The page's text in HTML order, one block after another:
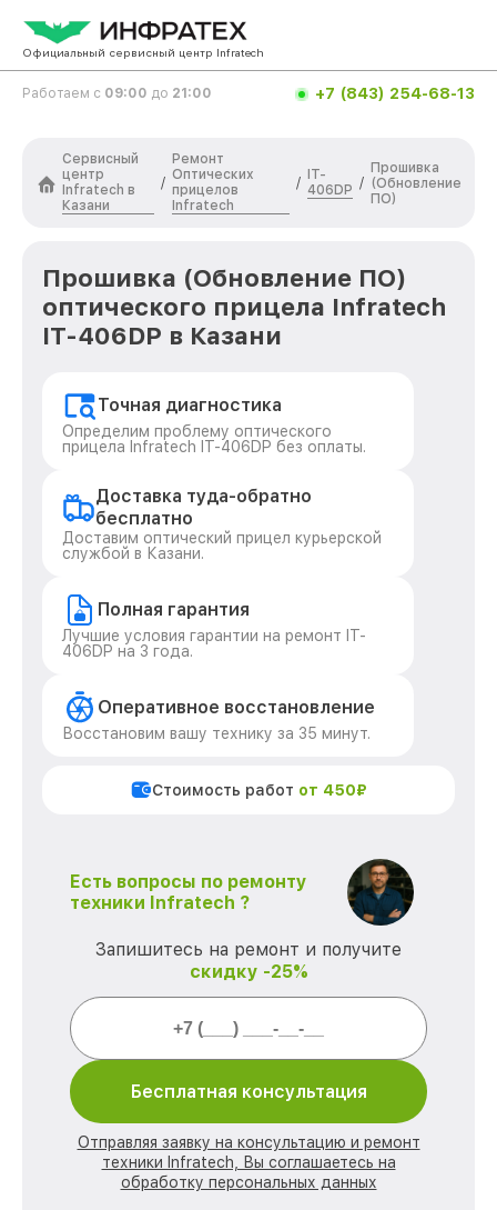
Официальный сервисный центр Infratech
Работаем с 09:00 до 21:00 +7 (843) 254-68-13
Сервисный
центр
Infratech в
Казани
/
Ремонт
Оптических
прицелов
Infratech
/
IT-
406DP /
Прошивка
(Обновление
ПО)
Прошивка (Обновление ПО)
оптического прицела Infratech
IT-406DP в Казани
Точная диагностика
Определим проблему оптического
прицела Infratech IT-406DP без оплаты.
Доставка туда-обратно
бесплатно
Доставим оптический прицел курьерской
службой в Казани.
Полная гарантия
Лучшие условия гарантии на ремонт IT-
406DP на 3 года.
Оперативное восстановление
Восстановим вашу технику за 35 минут.
Стоимость работ от 450₽
Есть вопросы по ремонту
техники Infratech ?
Запишитесь на ремонт и получите
скидку -25%
Бесплатная консультация
Отправляя заявку на консультацию и ремонт
техники Infratech, Вы соглашаетесь на
обработку персональных данных